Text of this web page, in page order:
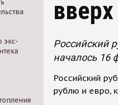
экс-
вверх
Российский
началось 16
Российский
рублю и евро,